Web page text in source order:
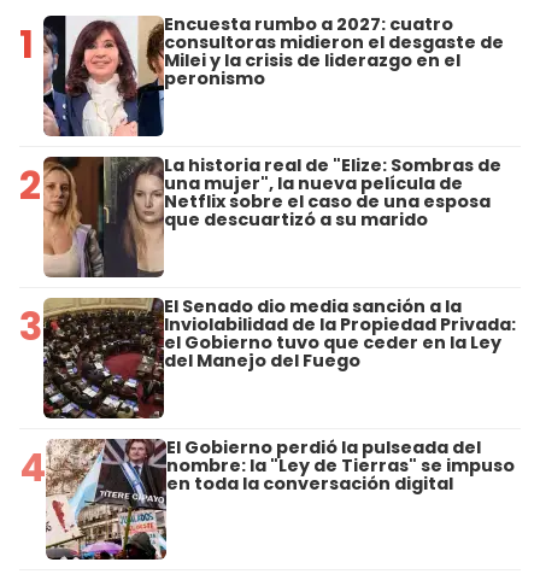
1 Encuesta rumbo a 2027: cuatro
consultoras midieron el desgaste de
Milei y la crisis de liderazgo en el
peronismo
2 La historia real de "Elize: Sombras de
una mujer", la nueva película de
Netflix sobre el caso de una esposa
que descuartizó a su marido
3 El Senado dio media sanción a la
Inviolabilidad de la Propiedad Privada:
el Gobierno tuvo que ceder en la Ley
del Manejo del Fuego
4 El Gobierno perdió la pulseada del
nombre: la "Ley de Tierras" se impuso
en toda la conversación digital